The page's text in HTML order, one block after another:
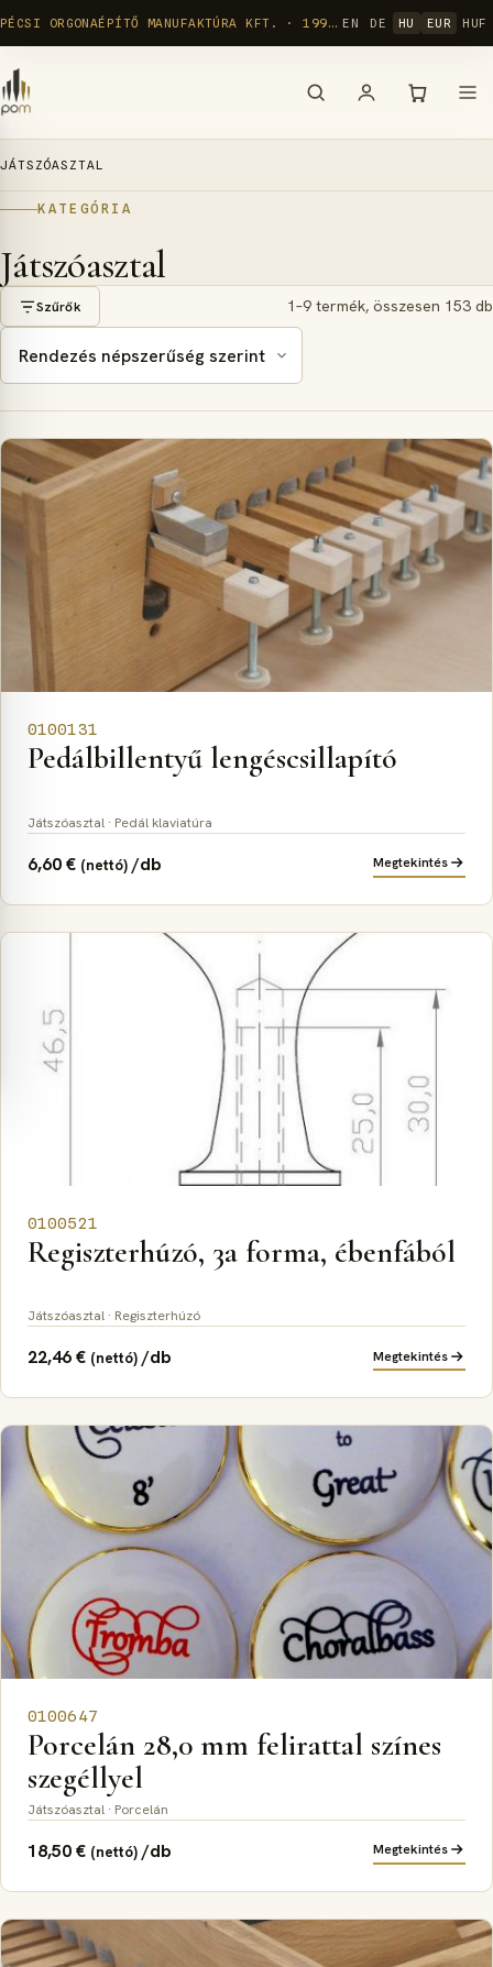
Ugrás
tartalomra
PÉCSI ORGONAÉPÍTŐ MANUFAKTÚRA KFT. · 1992 ÓTA EN DE HU EUR HUF
JÁTSZÓASZTAL
KATEGÓRIA
Játszóasztal
Szűrők 1–9 termék, összesen 153 db
0100131
Pedálbillentyű lengéscsillapító
Játszóasztal · Pedál klaviatúra
6,60€ (nettó) /db Megtekintés
0100521
Regiszterhúzó, 3a forma, ébenfából
Játszóasztal · Regiszterhúzó
22,46€ (nettó) /db Megtekintés
0100647
Porcelán 28,0 mm felirattal színes
szegéllyel
Játszóasztal · Porcelán
18,50€ (nettó) /db Megtekintés